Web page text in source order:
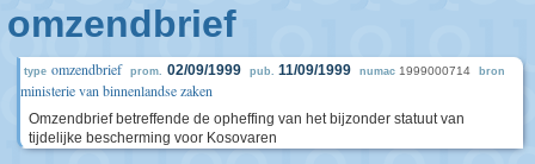
omzendbrief
type omzendbrief prom. 02/09/1999 pub. 11/09/1999 numac 1999000714 bron
ministerie van binnenlandse zaken
Omzendbrief betreffende de opheffing van het bijzonder statuut van
tijdelijke bescherming voor Kosovaren